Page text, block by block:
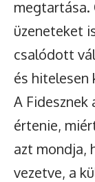
megtartása.
üzeneteket
csalódott
és hitelesen
A Fidesznek
értenie,
azt mondja,
vezetve, a